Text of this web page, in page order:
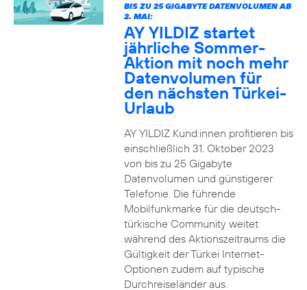
BIS ZU 25 GIGABYTE DATENVOLUMEN AB
2. MAI:
AY YILDIZ startet
jährliche Sommer-
Aktion mit noch mehr
Datenvolumen für
den nächsten Türkei-
Urlaub
AY YILDIZ Kund:innen profitieren bis
einschließlich 31. Oktober 2023
von bis zu 25 Gigabyte
Datenvolumen und günstigerer
Telefonie. Die führende
Mobilfunkmarke für die deutsch-
türkische Community weitet
während des Aktionszeitraums die
Gültigkeit der Türkei Internet-
Optionen zudem auf typische
Durchreiseländer aus.